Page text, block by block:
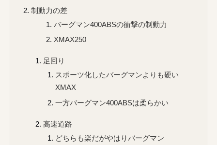
制動力の差
バーグマン400ABSの衝撃の制動力
XMAX250
足回り
スポーツ化したバーグマンよりも硬い
XMAX
一方バーグマン400ABSは柔らかい
高速道路
どちらも楽だがやはりバーグマン